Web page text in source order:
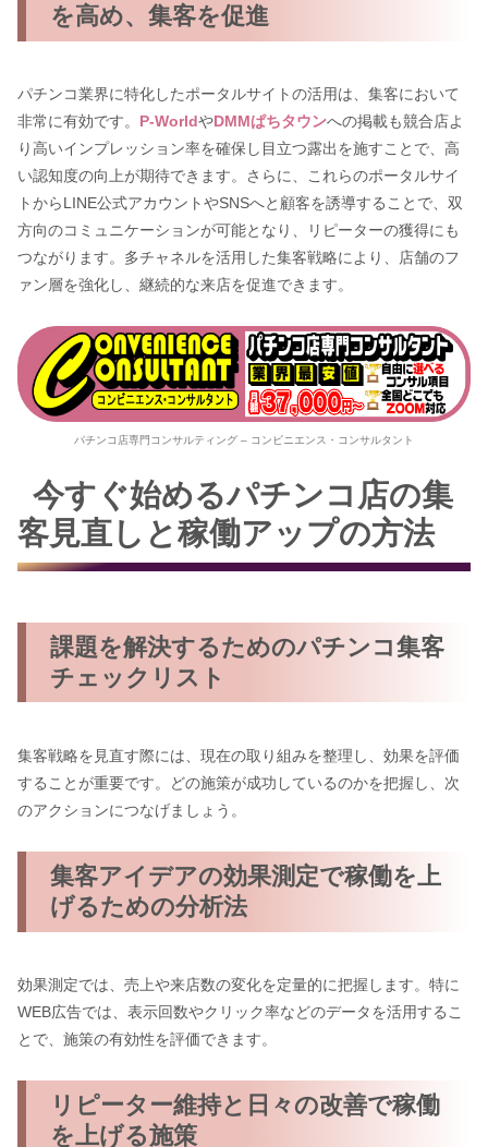
を高め、集客を促進
パチンコ業界に特化したポータルサイトの活用は、集客において
非常に有効です。 P-WorldやDMMぱちタウンへの掲載も競合店よ
り高いインプレッション率を確保し目立つ露出を施すことで、高
い認知度の向上が期待できます。さらに、これらのポータルサイ
トからLINE公式アカウントやSNSへと顧客を誘導することで、双
方向のコミュニケーションが可能となり、リピーターの獲得にも
つながります。多チャネルを活用した集客戦略により、店舗のフ
ァン層を強化し、継続的な来店を促進できます。
パチンコ店専門コンサルティング – コンビニエンス・コンサルタント
今すぐ始めるパチンコ店の集
客見直しと稼働アップの方法
課題を解決するためのパチンコ集客
チェックリスト
集客戦略を見直す際には、現在の取り組みを整理し、効果を評価
することが重要です。どの施策が成功しているのかを把握し、次
のアクションにつなげましょう。
集客アイデアの効果測定で稼働を上
げるための分析法
効果測定では、売上や来店数の変化を定量的に把握します。特に
WEB広告では、表示回数やクリック率などのデータを活用するこ
とで、施策の有効性を評価できます。
リピーター維持と日々の改善で稼働
を上げる施策